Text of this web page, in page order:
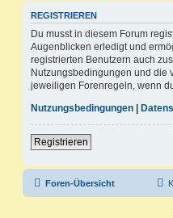
REGISTRIEREN
Du musst in diesem Forum
Augenblicken erledigt und
registrierten Benutzern auch
Nutzungsbedingungen und die
jeweiligen Forenregeln, wenn
Nutzungsbedingungen
Registrieren
Foren-Übersicht